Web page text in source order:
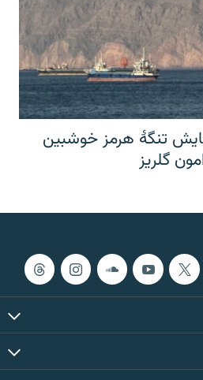
تنگهٔ هرمز خوشبین
گلریز